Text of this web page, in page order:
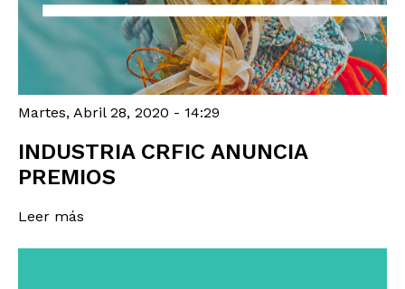
Martes, Abril 28, 2020 - 14:29
INDUSTRIA CRFIC ANUNCIA
PREMIOS
Leer más